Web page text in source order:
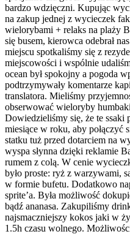
bardzo wdzięczni. Kupując
na zakup jednej z wycieczek
wielorybami + relaks na plaży
się busem, kierowca odebrał
miejscu spotkaliśmy się z
miejscowości i wspólnie
ocean był spokojny a pogoda
podtrzymywały komentarze
translatora. Mieliśmy
obserwować wieloryby
Dowiedzieliśmy się, że te ssaki
miesiące w roku, aby połączyć
statku tuż przed dotarciem na
wyspa słynna dzięki reklamie
rumem z colą. W cenie
było proste: ryż z warzywami,
w formie bufetu. Dodatkowo
sprite’a. Była możliwość
bądź ananasa. Zakupiliśmy
najsmaczniejszy kokos jaki w
1.5h czasu wolnego.